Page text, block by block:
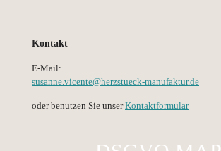
Kontakt
E-Mail:
susanne.vicente@herzstueck-manufaktur.de
oder benutzen Sie unserKontaktformular